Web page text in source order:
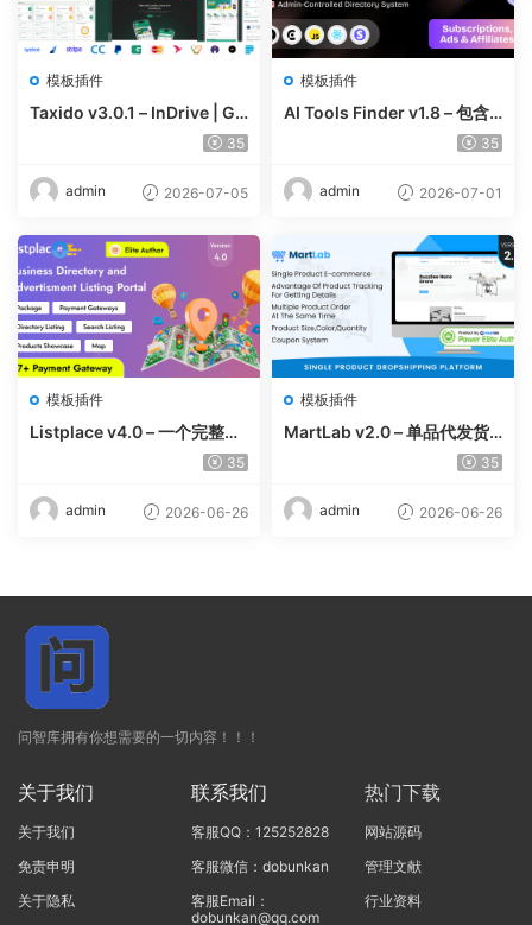
模板插件
Taxido v3.0.1 – InDrive | Gr
ab | Uber Clone | Taxi Book
ing | Parcel
35
admin 2026-07-05
模板插件
AI Tools Finder v1.8 – 包含
5000 多种工具、订阅、广告
录
35
admin 2026-07-01
模板插件
Listplace v4.0 – 一个完整的
35
admin 2026-06-26
模板插件
MartLab v2.0 – 单品代发货
35
admin 2026-06-26
问智库拥有你想需要的一切内容！！！
关于我们
关于我们
免责申明
关于隐私
联系我们
客服QQ：125252828
客服微信：dobunkan
客服Email：
dobunkan@qq.com
热门下载
网站源码
管理文献
行业资料